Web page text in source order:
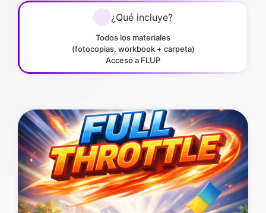
¿Qué incluye?
Todos los materiales
(fotocopias, workbook + carpeta)
Acceso a FLUP